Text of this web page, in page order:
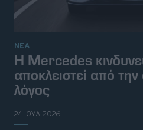
ΝΕΑ
H Mercedes
αποκλειστεί από
λόγος
24 ΙΟΥΛ 2026